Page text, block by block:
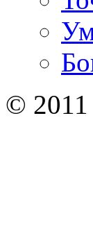
© 2011